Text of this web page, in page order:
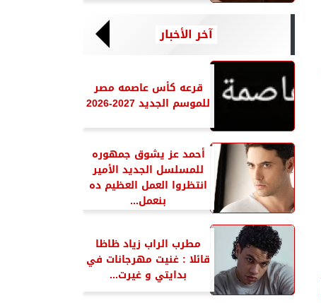
آخر الأخبار
قرعه كأس عاصمه مصر
للموسم الجديد 2027-2026
أحمد عز يشوق جمهوره
للمسلسل الجديد الأمير
انتظروا العمل العظيم ده
بنعمل...
مطرب الراب زياد ظاظا
قائلا : غنيت مهرجانات في
بدايتي و غيرت...